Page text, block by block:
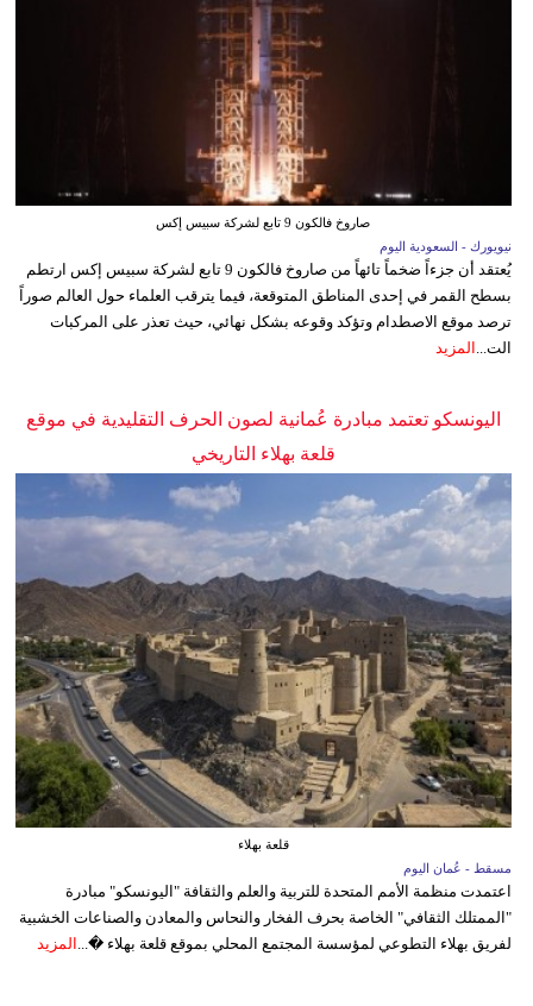
صاروخ فالكون 9 تابع لشركة سبيس إكس
نيويورك - السعودية اليوم
يُعتقد أن جزءاً ضخماً تائهاً من صاروخ فالكون 9 تابع لشركة سبيس إكس ارتطم
بسطح القمر في إحدى المناطق المتوقعة، فيما يترقب العلماء حول العالم صوراً
ترصد موقع الاصطدام وتؤكد وقوعه بشكل نهائي، حيث تعذر على المركبات
الت...
المزيد
اليونسكو تعتمد مبادرة عُمانية لصون الحرف التقليدية في موقع
قلعة بهلاء التاريخي
قلعة بهلاء
مسقط - عُمان اليوم
اعتمدت منظمة الأمم المتحدة للتربية والعلم والثقافة "اليونسكو" مبادرة
"الممتلك الثقافي" الخاصة بحرف الفخار والنحاس والمعادن والصناعات الخشبية
لفريق بهلاء التطوعي لمؤسسة المجتمع المحلي بموقع قلعة بهلاء �... المزيد